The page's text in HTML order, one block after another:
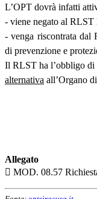
L’OPT dovrà infatti
- viene negato al RLST
- venga riscontrata dal
di prevenzione e
Il RLST ha l’obbligo
alternativa all’Organo
Allegato
 MOD. 08.57